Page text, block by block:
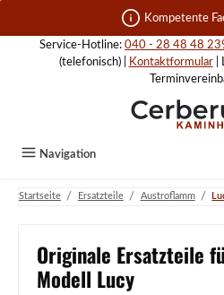
Zum Hauptinhalt springen Kompetente
Service-Hotline: 040 - 28 48 48
(telefonisch) |
Kontaktformular|
Navigation
Startseite / Ersatzteile / Austroflamm /
Originale Ersatzteile
Modell Lucy